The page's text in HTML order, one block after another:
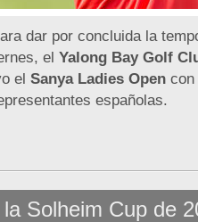
dar por concluida la
el Yalong Bay Golf
el Sanya Ladies Open
españolas.
Solheim Cup de